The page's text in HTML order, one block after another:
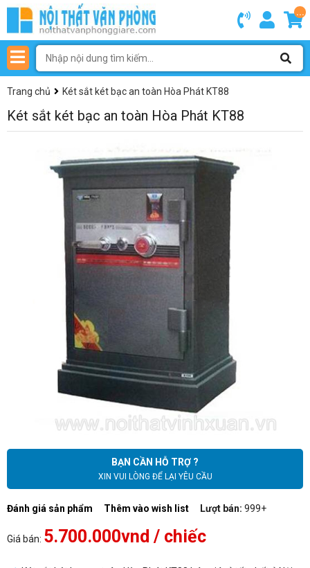
...
Trang chủ Két sắt két bạc an toàn Hòa Phát KT88
Két sắt két bạc an toàn Hòa Phát KT88
BẠN CẦN HỖ TRỢ ?
XIN VUI LÒNG ĐỂ LẠI YÊU CẦU
Đánh giá sản phẩm Thêm vào wish list Lượt bán: 999+
Giá bán: 5.700.000vnd / chiếc